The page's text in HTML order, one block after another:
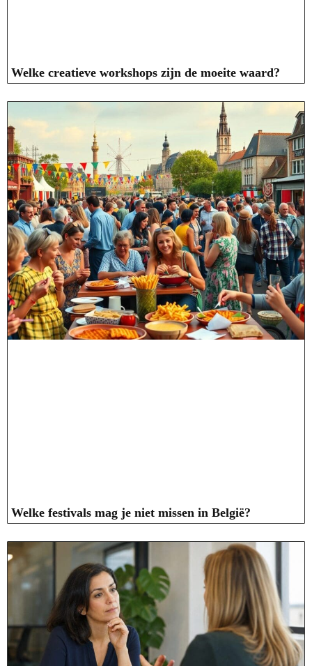
Welke creatieve workshops zijn de moeite waard?
Welke festivals mag je niet missen in België?